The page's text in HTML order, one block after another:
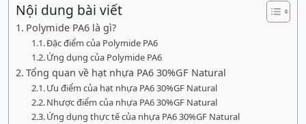
Nội dung bài viết
Polymide PA6 là gì?
Đặc điểm của Polymide PA6
Ứng dụng của Polymide PA6
Tổng quan về hạt nhựa PA6 30%GF Natural
Ưu điểm của hạt nhựa PA6 30%GF Natural
Nhược điểm của nhựa PA6 30%GF Natural
Ứng dụng thực tế của nhựa PA6 30%GF Natural